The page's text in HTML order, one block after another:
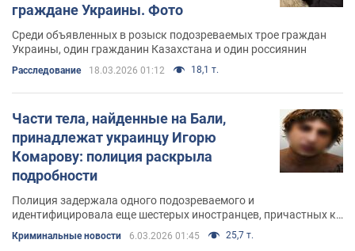
граждане Украины. Фото
Среди объявленных в розыск подозреваемых трое граждан
Украины, один гражданин Казахстана и один россиянин
Расследование 18.03.2026 01:12 18,1 т.
Части тела, найденные на Бали,
принадлежат украинцу Игорю
Комарову: полиция раскрыла
подробности
Полиция задержала одного подозреваемого и
идентифицировала еще шестерых иностранцев, причастных к
Криминальные новости 6.03.2026 01:45 25,7 т.